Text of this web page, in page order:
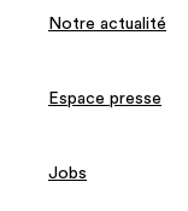
Notre actualité
Espace presse
Jobs